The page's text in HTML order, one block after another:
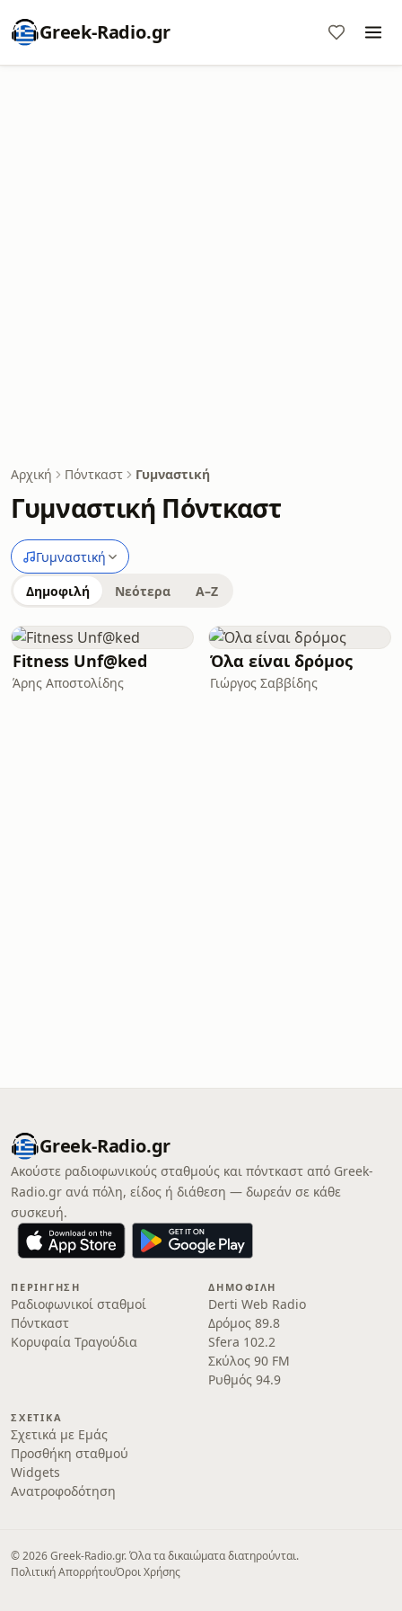
Greek-Radio.gr
Αρχική Πόντκαστ Γυμναστική
Γυμναστική Πόντκαστ
Γυμναστική
Δημοφιλή Νεότερα A–Z
Fitness Unf@ked
Άρης Αποστολίδης
Όλα είναι δρόμος
Γιώργος Σαββίδης
Greek-Radio.gr
Ακούστε ραδιοφωνικούς σταθμούς και πόντκαστ από Greek-
Radio.gr ανά πόλη, είδος ή διάθεση — δωρεάν σε κάθε
συσκευή.
ΠΕΡΙΉΓΗΣΗ
Ραδιοφωνικοί σταθμοί
Πόντκαστ
Κορυφαία Τραγούδια
ΔΗΜΟΦΙΛΉ
Derti Web Radio
Δρόμος 89.8
Sfera 102.2
Σκύλος 90 FM
Ρυθμός 94.9
ΣΧΕΤΙΚΆ
Σχετικά με Εμάς
Προσθήκη σταθμού
Widgets
Ανατροφοδότηση
© 2026 Greek-Radio.gr. Όλα τα δικαιώματα διατηρούνται.
Πολιτική ΑπορρήτουΌροι Χρήσης